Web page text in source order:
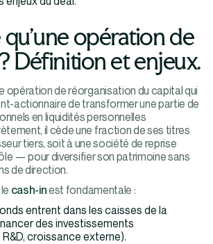
qu’une opération de
Définition et enjeux.
opération de réorganisation du capital qui
actionnaire de transformer une partie de
en liquidités personnelles
il cède une fraction de ses titres
tiers, soit à une société de reprise
— pour diversifier son patrimoine sans
de direction.
cash-inest fondamentale :
entrent dans les caisses de la
des investissements
croissance externe).